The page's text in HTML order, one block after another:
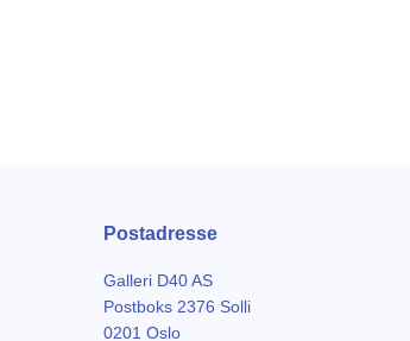
Postadresse
Galleri D40 AS
Postboks 2376 Solli
0201 Oslo